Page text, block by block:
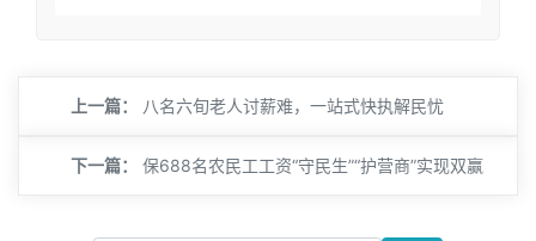
上一篇： 八名六旬老人讨薪难，一站式快执解民忧
下一篇： 保688名农民工工资“守民生”“护营商”实现双赢